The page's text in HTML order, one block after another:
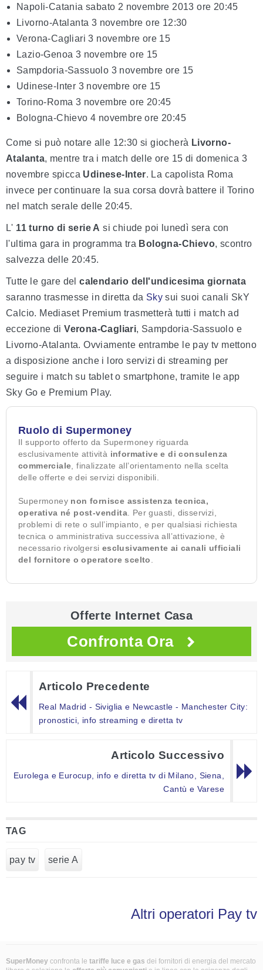
Napoli-Catania sabato 2 novembre 2013 ore 20:45
Livorno-Atalanta 3 novembre ore 12:30
Verona-Cagliari 3 novembre ore 15
Lazio-Genoa 3 novembre ore 15
Sampdoria-Sassuolo 3 novembre ore 15
Udinese-Inter 3 novembre ore 15
Torino-Roma 3 novembre ore 20:45
Bologna-Chievo 4 novembre ore 20:45
Come si può notare alle 12:30 si giocherà Livorno-
Atalanta, mentre tra i match delle ore 15 di domenica 3
novembre spicca Udinese-Inter. La capolista Roma
invece per continuare la sua corsa dovrà battere il Torino
nel match serale delle 20:45.
L' 11 turno di serie A si chiude poi lunedì sera con
l'ultima gara in programma tra Bologna-Chievo, scontro
salvezza delle 20:45.
Tutte le gare delcalendario dell'undicesima giornata
saranno trasmesse in diretta da Sky sui suoi canali SkY
Calcio. Mediaset Premium trasmetterà tutti i match ad
eccezione diVerona-Cagliari, Sampdoria-Sassuolo e
Livorno-Atalanta. Ovviamente entrambe le pay tv mettono
a disposizione anche i loro servizi di streaming per
seguire i match su tablet o smartphone, tramite le app
Sky Go e Premium Play.
Ruolo di Supermoney
Il supporto offerto da Supermoney riguarda
esclusivamente attività informative e di consulenza
commerciale , finalizzate all’orientamento nella scelta
delle offerte e dei servizi disponibili.
Supermoney non fornisce assistenza tecnica,
operativa né post-vendita . Per guasti, disservizi,
problemi di rete o sull’impianto, e per qualsiasi richiesta
tecnica o amministrativa successiva all’attivazione, è
necessario rivolgersi esclusivamente ai canali ufficiali
del fornitore o operatore scelto
Offerte Internet Casa
Confronta Ora
Articolo Precedente
Real Madrid - Siviglia e Newcastle - Manchester City:
pronostici, info streaming e diretta tv
Articolo Successivo
Eurolega e Eurocup, info e diretta tv di Milano, Siena,
Cantù e Varese
TAG
pay tv serie A
Altri operatori Pay tv
SuperMoney confronta le tariffe luce e gas dei fornitori di energia del mercato